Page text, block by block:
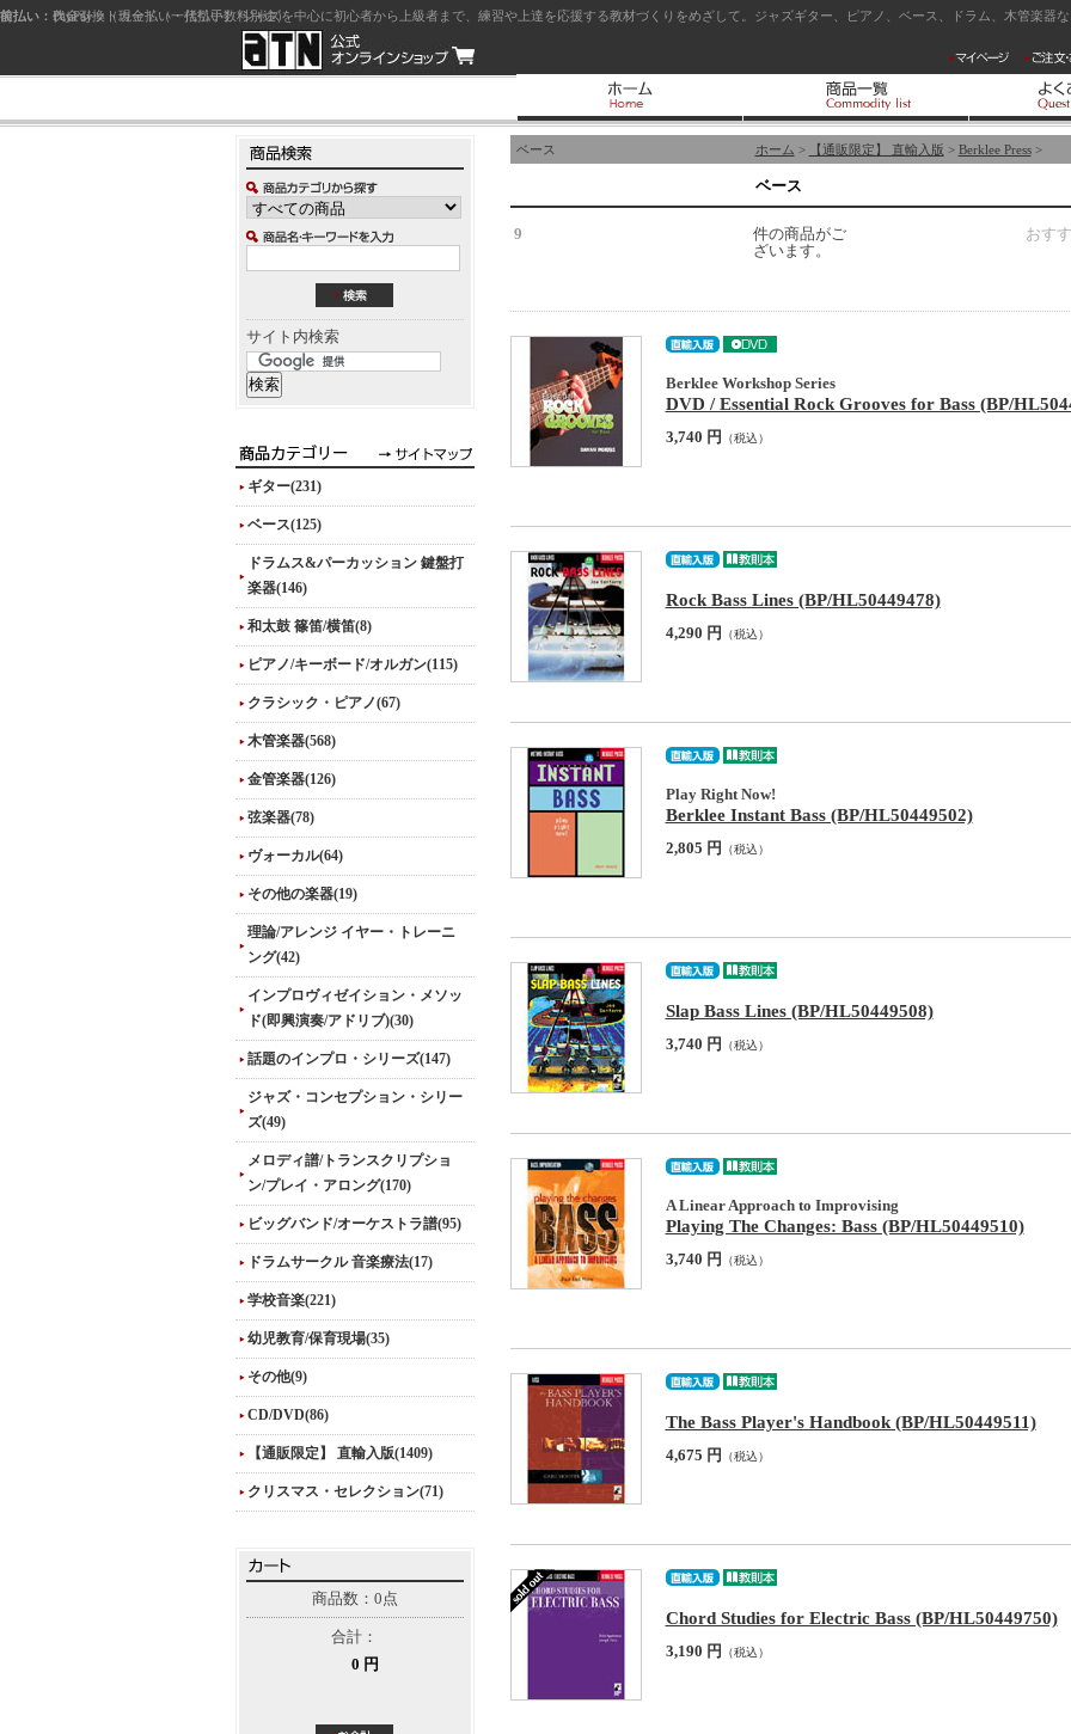
ジャズを中心に初心者から上級者まで、練習や上達を応援する教材づくりをめざして。ジャズギター、ピアノ、ベース、ドラム、木管楽器
サイト内検索
ギター(231)
ベース(125)
ドラムス&パーカッション 鍵盤打
楽器(146)
和太鼓 篠笛/横笛(8)
ピアノ/キーボード/オルガン(115)
クラシック・ピアノ(67)
木管楽器(568)
金管楽器(126)
弦楽器(78)
ヴォーカル(64)
その他の楽器(19)
理論/アレンジ イヤー・トレーニ
ング(42)
インプロヴィゼイション・メソッ
ド(即興演奏/アドリブ)(30)
話題のインプロ・シリーズ(147)
ジャズ・コンセプション・シリー
ズ(49)
メロディ譜/トランスクリプショ
ン/プレイ・アロング(170)
ビッグバンド/オーケストラ譜(95)
ドラムサークル 音楽療法(17)
学校音楽(221)
幼児教育/保育現場(35)
その他(9)
CD/DVD(86)
【通販限定】 直輸入版(1409)
クリスマス・セレクション(71)
商品数：0点
合計：
0 円
ホーム > 【通販限定】 直輸入版 > Berklee Press>
ベース
ベース
9
件の商品がご
ざいます。
おす
Berklee Workshop Series
DVD / Essential Rock Grooves for Bass (BP/
3,740 円 （税込）
Rock Bass Lines (BP/HL50449478)
4,290 円 （税込）
Play Right Now!
Berklee Instant Bass (BP/HL50449502)
2,805 円 （税込）
Slap Bass Lines (BP/HL50449508)
3,740 円 （税込）
A Linear Approach to Improvising
Playing The Changes: Bass (BP/HL50449510)
3,740 円 （税込）
The Bass Player's Handbook (BP/HL50449511)
4,675 円 （税込）
Chord Studies for Electric Bass (BP/HL50449750)
3,190 円 （税込）
前払い：クレジットカード（一括払い）
後払い：代金引換（現金払い・代引手数料別途）
前払い：PayPay